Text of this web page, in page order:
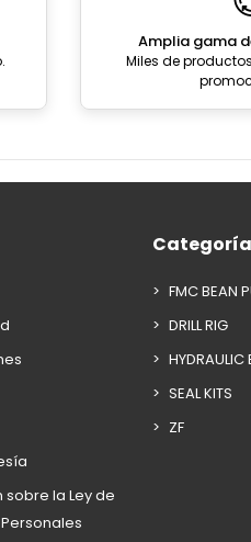
Amplia gama
Miles de
la Ley de
FMC BEAN
DRILL RIG
HYDRAULIC
SEAL KITS
ZF